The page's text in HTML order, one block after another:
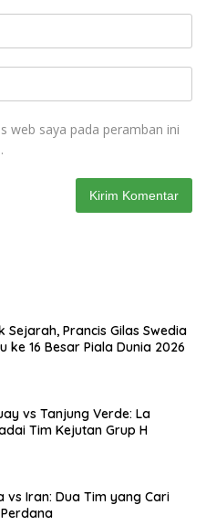
web saya pada peramban ini
Sejarah, Prancis Gilas Swedia
ke 16 Besar Piala Dunia 2026
vs Tanjung Verde: La
Tim Kejutan Grup H
vs Iran: Dua Tim yang Cari